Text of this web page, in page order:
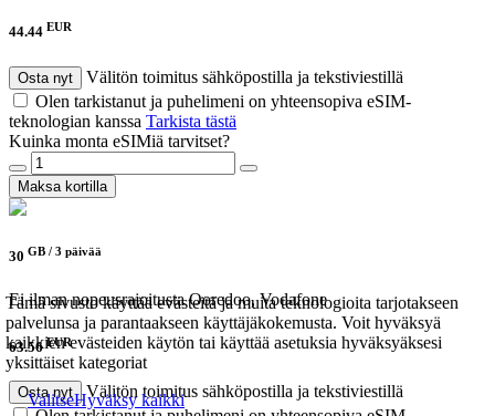
44.44 EUR
Osta nyt
Välitön toimitus sähköpostilla ja tekstiviestillä
Olen tarkistanut ja puhelimeni on yhteensopiva eSIM-
teknologian kanssa Tarkista tästä
Kuinka monta eSIMiä tarvitset?
Maksa kortilla
30 GB / 3 päivää
Ei ilman nopeusrajoitusta Ooredoo, Vodafone
63.56EUR
Osta nyt
Välitön toimitus sähköpostilla ja tekstiviestillä
Tämä sivusto käyttää evästeitä ja muita teknologioita tarjotakseen
palvelunsa ja parantaakseen käyttäjäkokemusta. Voit hyväksyä
kaikkien evästeiden käytön tai käyttää asetuksia hyväksyäksesi
yksittäiset kategoriat
ValitseHyväksy kaikki